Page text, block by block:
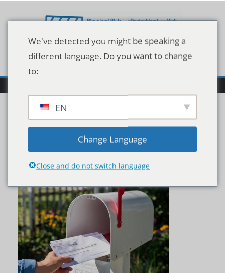
Inhalt
shutterstock_180083024
We've detected you might be speaking a
different language. Do you want to change
to:
EN
Change Language
Close and do not switch language